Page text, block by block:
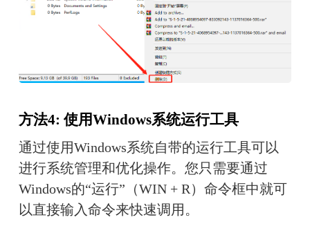
方法4: 使用Windows系统运行工具
通过使用Windows系统自带的运行工具可以
进行系统管理和优化操作。您只需要通过
Windows的“运行”（WIN + R）命令框中就可
以直接输入命令来快速调用。